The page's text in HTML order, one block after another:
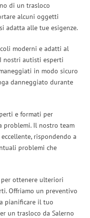
di un trasloco
alcuni oggetti
adatta alle tue esigenze.
moderni e adatti al
nostri autisti esperti
in modo sicuro
danneggiato durante
e formati per
problemi. Il nostro team
rispondendo a
problemi che
per ottenere ulteriori
Offriamo un preventivo
pianificare il tuo
un trasloco da Salerno